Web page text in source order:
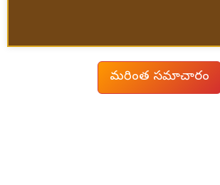
మరింత సమాచారం